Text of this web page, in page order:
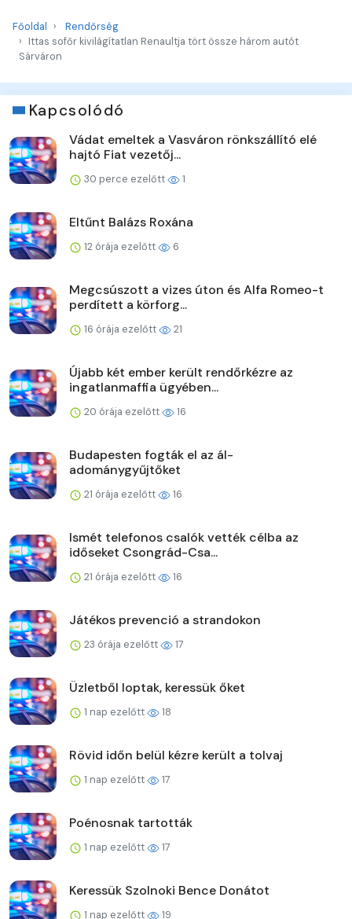
Főoldal
Rendőrség
Ittas sofőr kivilágítatlan Renaultja tört össze három autót
Sárváron
Kapcsolódó
Vádat emeltek a Vasváron rönkszállító elé
hajtó Fiat vezetőj...
30 perce ezelőtt 1
Eltűnt Balázs Roxána
12 órája ezelőtt 6
Megcsúszott a vizes úton és Alfa Romeo-t
perdített a körforg...
16 órája ezelőtt 21
Újabb két ember került rendőrkézre az
ingatlanmaffia ügyében...
20 órája ezelőtt 16
Budapesten fogták el az ál-
adománygyűjtőket
21 órája ezelőtt 16
Ismét telefonos csalók vették célba az
időseket Csongrád-Csa...
21 órája ezelőtt 16
Játékos prevenció a strandokon
23 órája ezelőtt 17
Üzletből loptak, keressük őket
1 nap ezelőtt 18
Rövid időn belül kézre került a tolvaj
1 nap ezelőtt 17
Poénosnak tartották
1 nap ezelőtt 17
Keressük Szolnoki Bence Donátot
1 nap ezelőtt 19